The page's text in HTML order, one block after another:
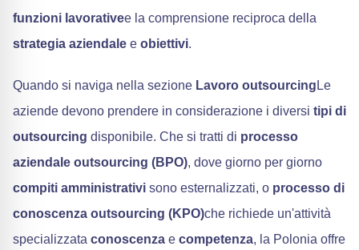
funzioni lavorativee la comprensione reciproca della
strategia aziendale e obiettivi.
Quando si naviga nella sezione Lavoro outsourcing Le
aziende devono prendere in considerazione i diversi tipi di
outsourcing disponibile. Che si tratti di processo
aziendale outsourcing (BPO), dove giorno per giorno
compiti amministrativi sono esternalizzati, o processo di
conoscenza outsourcing (KPO)che richiede un'attività
specializzata conoscenza e competenza, la Polonia offre